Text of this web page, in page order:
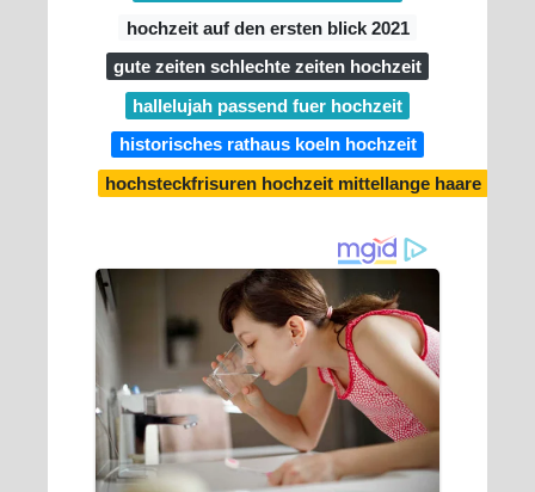
hochzeit auf den ersten blick 2021
gute zeiten schlechte zeiten hochzeit
hallelujah passend fuer hochzeit
historisches rathaus koeln hochzeit
hochsteckfrisuren hochzeit mittellange haare